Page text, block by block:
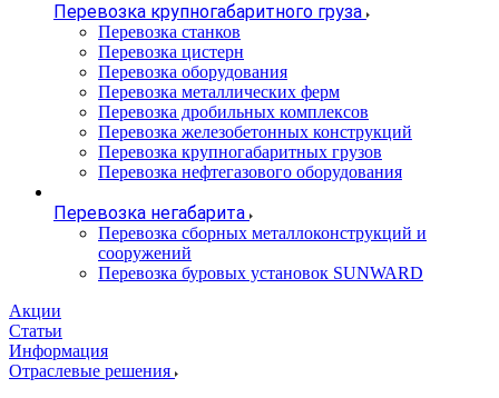
Перевозка крупногабаритного груза
Перевозка станков
Перевозка цистерн
Перевозка оборудования
Перевозка металлических ферм
Перевозка дробильных комплексов
Перевозка железобетонных конструкций
Перевозка крупногабаритных грузов
Перевозка нефтегазового оборудования
Перевозка негабарита
Перевозка сборных металлоконструкций и
сооружений
Перевозка буровых установок SUNWARD
Акции
Статьи
Информация
Отраслевые решения